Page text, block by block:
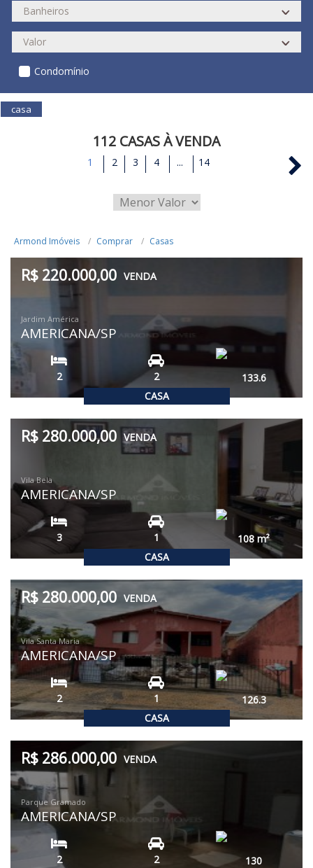
Condomínio
casa
112 CASAS À VENDA
1 2 3 4 ... 14
Armond Imóveis Comprar Casas
CASA
R$ 220.000,00 VENDA
Jardim América
AMERICANA/SP
2 2 133.6
CASA
R$ 280.000,00 VENDA
Vila Bela
AMERICANA/SP
3 1 108m²
CASA
R$ 280.000,00 VENDA
Vila Santa Maria
AMERICANA/SP
2 1 126.3
R$ 286.000,00 VENDA
Parque Gramado
AMERICANA/SP
2 2 130